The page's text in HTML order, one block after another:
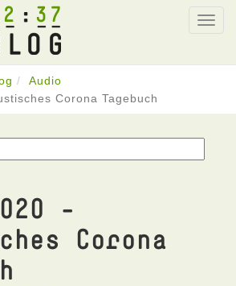
37
Audio
Corona Tagebuch
-
Corona